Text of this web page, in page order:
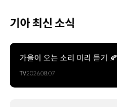
기아 최신 소식
가을이 오는 소리 미리 듣기 🍂
TV2026.08.07